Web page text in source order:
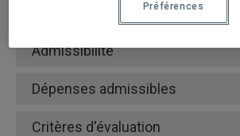
Conditions de réalisation du projet
Admissibilité
Dépenses admissibles
Critères d'évaluation
Préférences